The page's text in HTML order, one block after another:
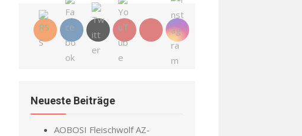
Neueste Beiträge
AOBOSI Fleischwolf AZ-